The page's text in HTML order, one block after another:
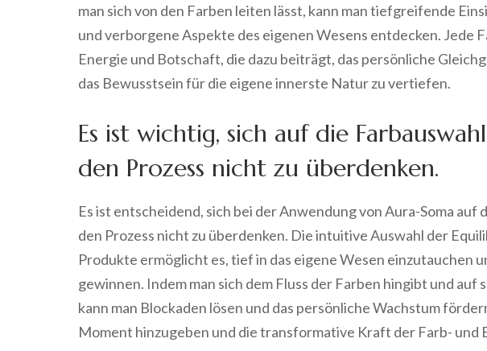
man sich von den Farben leiten lässt, kann man tiefgreifende
und verborgene Aspekte des eigenen Wesens entdecken. Jede
Energie und Botschaft, die dazu beiträgt, das persönliche
das Bewusstsein für die eigene innerste Natur zu vertiefen.
Es ist wichtig, sich auf die
den Prozess nicht zu überdenken.
Es ist entscheidend, sich bei der Anwendung von Aura-Soma auf
den Prozess nicht zu überdenken. Die intuitive Auswahl der
Produkte ermöglicht es, tief in das eigene Wesen einzutauchen
gewinnen. Indem man sich dem Fluss der Farben hingibt und
kann man Blockaden lösen und das persönliche Wachstum
Moment hinzugeben und die transformative Kraft der Farb- und